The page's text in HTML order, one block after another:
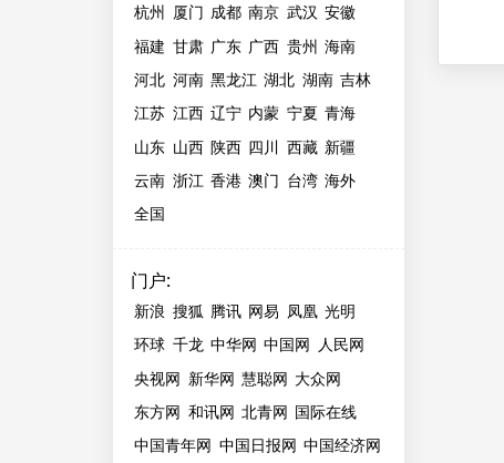
杭州 厦门 成都 南京 武汉 安徽
福建 甘肃 广东 广西 贵州 海南
河北 河南 黑龙江 湖北 湖南 吉林
江苏 江西 辽宁 内蒙 宁夏 青海
山东 山西 陕西 四川 西藏 新疆
云南 浙江 香港 澳门 台湾 海外
全国
门户:
新浪 搜狐 腾讯 网易 凤凰 光明
环球 千龙 中华网 中国网 人民网
央视网 新华网 慧聪网 大众网
东方网 和讯网 北青网 国际在线
中国青年网 中国日报网 中国经济网